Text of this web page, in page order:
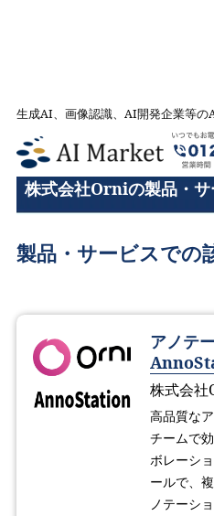
生成AI、画像認識、AI開発企業等の
AI会社とのマッチングは AI Market
株式会社Orniの製品・サービス
株式会社Orniの製品・サ
製品・サービスでの
アノテ
株式会
高品質な
チームで
ボレーシ
ールで、
ノテーシ